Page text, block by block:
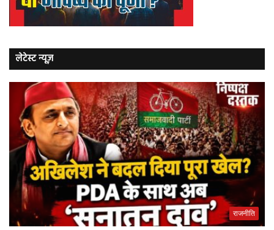
लेटेस्ट न्यूज़
राजनीति